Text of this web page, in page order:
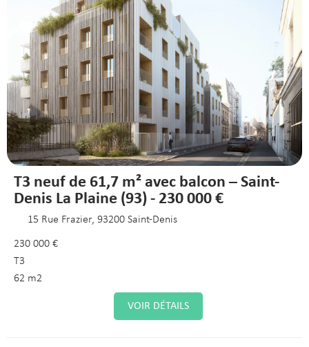
T3 neuf de 61,7 m² avec balcon – Saint-
Denis La Plaine (93) - 230 000 €
15 Rue Frazier, 93200 Saint-Denis
230 000 €
T3
62 m2
VOIR DÉTAILS